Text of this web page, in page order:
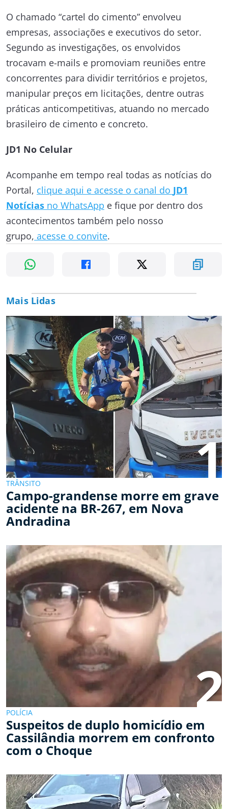
O chamado “cartel do cimento” envolveu
empresas, associações e executivos do setor.
Segundo as investigações, os envolvidos
trocavam e-mails e promoviam reuniões entre
concorrentes para dividir territórios e projetos,
manipular preços em licitações, dentre outras
práticas anticompetitivas, atuando no mercado
brasileiro de cimento e concreto.
JD1 No Celular
Acompanhe em tempo real todas as notícias do
Portal, clique aqui e acesse o canal do JD1
Notícias no WhatsApp e fique por dentro dos
acontecimentos também pelo nosso
grupo, acesse o convite.
Mais Lidas
1
TRÂNSITO
Campo-grandense morre em grave
acidente na BR-267, em Nova
Andradina
2
POLÍCIA
Suspeitos de duplo homicídio em
Cassilândia morrem em confronto
com o Choque